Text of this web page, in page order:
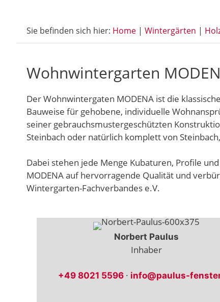
Sie befinden sich hier: Home | Wintergärten |
Wohnwintergarten
Der Wohnwintergaten MODENA ist die
Bauweise für gehobene, individuelle
seiner gebrauchsmustergeschützten
Steinbach oder natürlich komplett von
Dabei stehen jede Menge Kubaturen, Profile
MODENA auf hervorragende Qualität und
Wintergarten-Fachverbandes e.V.
Norbert Paulus
Inhaber
+49 8021 5596 · info@paulus-